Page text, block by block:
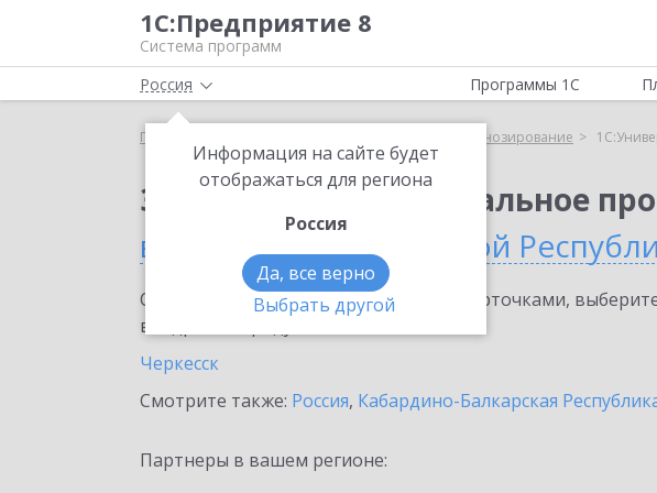
1С:Предприятие 8
Система программ
Россия
Информация на сайте будет
отображаться для региона
Россия
Да, все верно
Выбрать другой
Программы 1С
Главная 1С:Универсальное прогнозирование
Заказать 1С:Универсальное
в Карачаево-Черкесской
Ознакомьтесь с информационными карточками,
внедрение продукта.
Черкесск
Смотрите также: Россия, Кабардино-Балкарская
Партнеры в вашем регионе: